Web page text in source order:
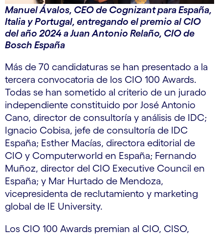
Manuel Ávalos, CEO de Cognizant para España,
Italia y Portugal, entregando el premio al CIO
del año 2024 a Juan Antonio Relaño, CIO de
Bosch España
Más de 70 candidaturas se han presentado a la
tercera convocatoria de los CIO 100 Awards.
Todas se han sometido al criterio de un jurado
independiente constituido por José Antonio
Cano, director de consultoría y análisis de IDC;
Ignacio Cobisa, jefe de consultoría de IDC
España; Esther Macías, directora editorial de
CIO y Computerworld en España; Fernando
Muñoz, director del CIO Executive Council en
España; y Mar Hurtado de Mendoza,
vicepresidenta de reclutamiento y marketing
global de IE University.
Los CIO 100 Awards premian al CIO, CISO,